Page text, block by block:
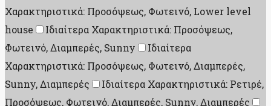
Χαρακτηριστικά: Προσόψεως, Φωτεινό, Lower level
house
Ιδιαίτερα Χαρακτηριστικά: Προσόψεως,
Φωτεινό, Διαμπερές, Sunny
Ιδιαίτερα
Χαρακτηριστικά: Προσόψεως, Φωτεινό, Διαμπερές,
Sunny, Διαμπερές
Ιδιαίτερα Χαρακτηριστικά: Ρετιρέ,
Προσόψεως, Φωτεινό, Διαμπερές, Sunny, Διαμπερές